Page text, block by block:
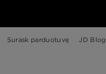
Surask parduotuvę JD Blog